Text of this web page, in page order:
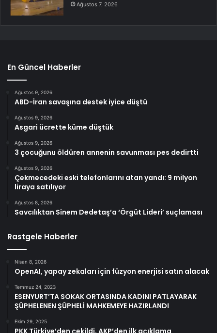
Ağustos 7, 2026
En Güncel Haberler
Ağustos 9, 2026
ABD-İran savaşına destek iyice düştü
Ağustos 9, 2026
Asgari ücrette küme düştük
Ağustos 9, 2026
3 çocuğunu öldüren annenin savunması pes dedirtti
Ağustos 9, 2026
Çekmecedeki eski telefonlarını atan yandı: 9 milyon
liraya satılıyor
Ağustos 8, 2026
Savcılıktan Sinem Dedetaş’a ‘Örgüt Lideri’ suçlaması
Rastgele Haberler
Nisan 8, 2026
OpenAI, yapay zekaları için füzyon enerjisi satın alacak
Temmuz 24, 2023
ESENYURT’TA SOKAK ORTASINDA KADINI PATLAYARAK
ŞÜPHELENEN ŞÜPHELİ MAHKEMEYE HAZIRLANDI
Ekim 29, 2025